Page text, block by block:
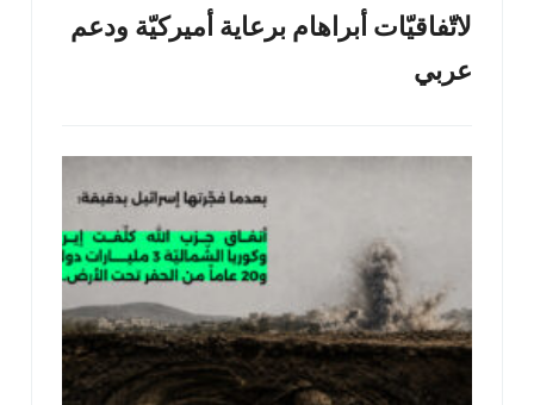
لاتّفاقيّات أبراهام برعاية أميركيّة ودعم
عربي